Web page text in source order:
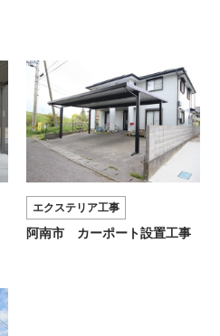
エクステリア工事
阿南市 カーポート設置工事